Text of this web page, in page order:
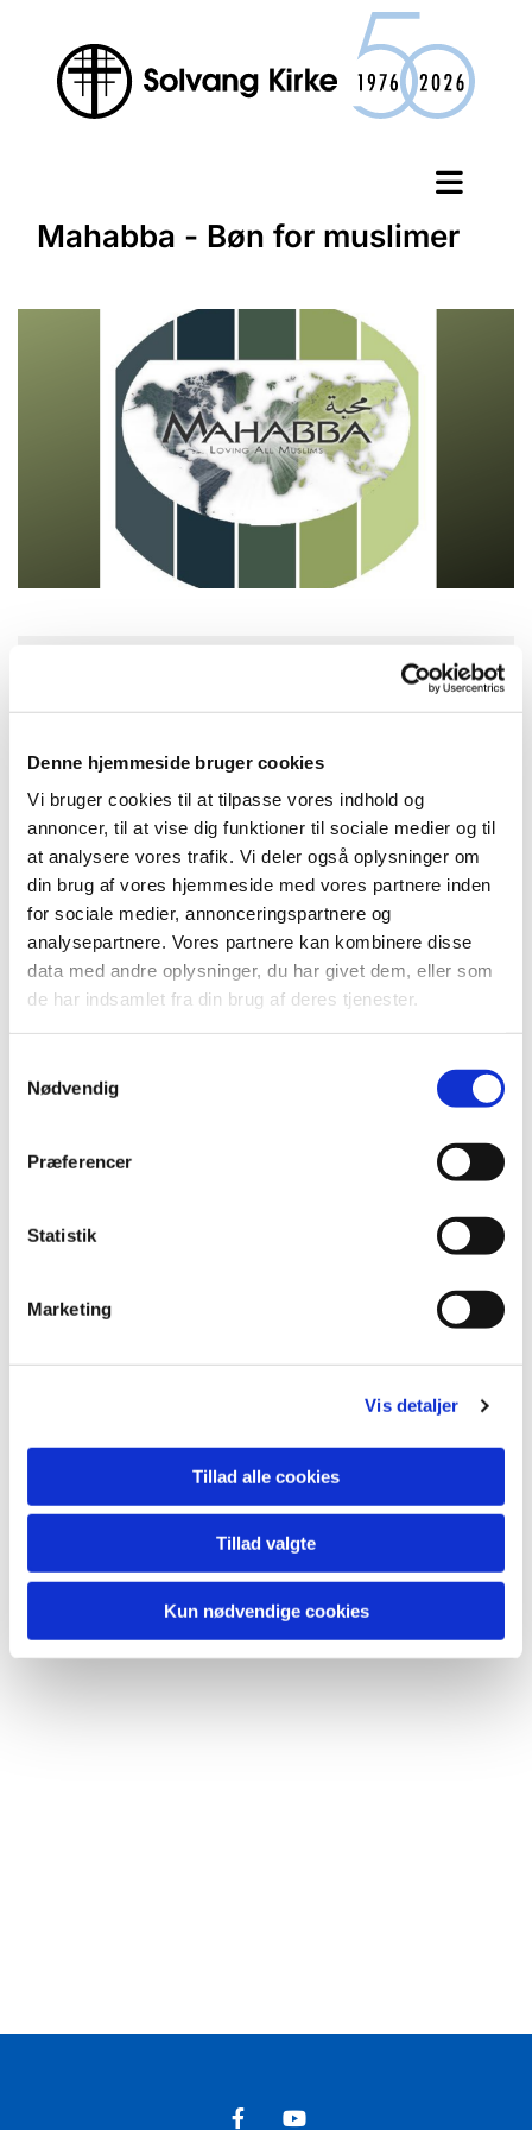
Denne hjemmeside bruger cookies
Vi bruger cookies til at tilpasse vores indhold og
annoncer, til at vise dig funktioner til sociale medier og til
at analysere vores trafik. Vi deler også oplysninger om
din brug af vores hjemmeside med vores partnere inden
for sociale medier, annonceringspartnere og
analysepartnere. Vores partnere kan kombinere disse
data med andre oplysninger, du har givet dem, eller som
de har indsamlet fra din brug af deres tjenester.
Nødvendig
Præferencer
Statistik
Marketing
Vis detaljer
Tillad alle cookies
Tillad valgte
Kun nødvendige cookies
Mahabba - Bøn for muslimer
Solvang Kirke, Remisevej 10, 2300
København S
Du vil måske også kunne